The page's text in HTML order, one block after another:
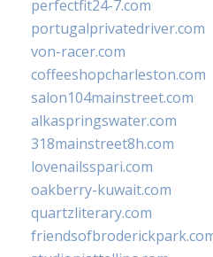
perfectfit24-7.com
portugalprivatedriver.com
von-racer.com
coffeeshopcharleston.com
salon104mainstreet.com
alkaspringswater.com
318mainstreet8h.com
lovenailsspari.com
oakberry-kuwait.com
quartzliterary.com